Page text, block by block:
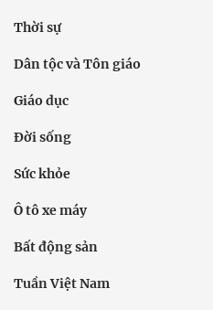
Thời sự
Dân tộc và Tôn giáo
Giáo dục
Đời sống
Sức khỏe
Ô tô xe máy
Bất động sản
Tuần Việt Nam